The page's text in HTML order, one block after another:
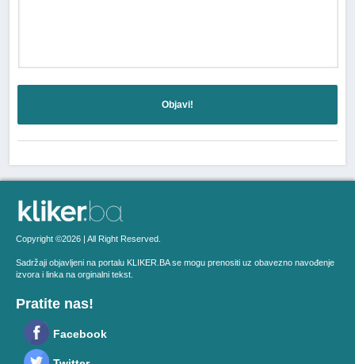
Objavi!
Copyright ©2026 | All Right Reserved.
Sadržaji objavljeni na portalu KLIKER.BA se mogu prenositi uz obavezno navođenje
izvora i linka na orginalni tekst.
Pratite nas!
Facebook